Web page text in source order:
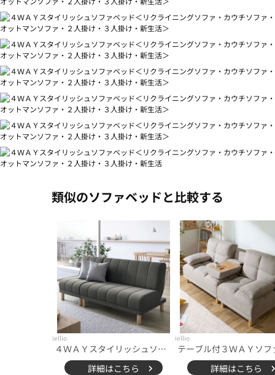
類似のソファベッドと比較する
iellio
４ＷＡＹスタイリッシュソファベッド＜リクライニングソファ・カウチソファ・オットマンソファ・２人掛け・３人掛け・新生活＞
詳細はこちら
iellio
詳細はこちら